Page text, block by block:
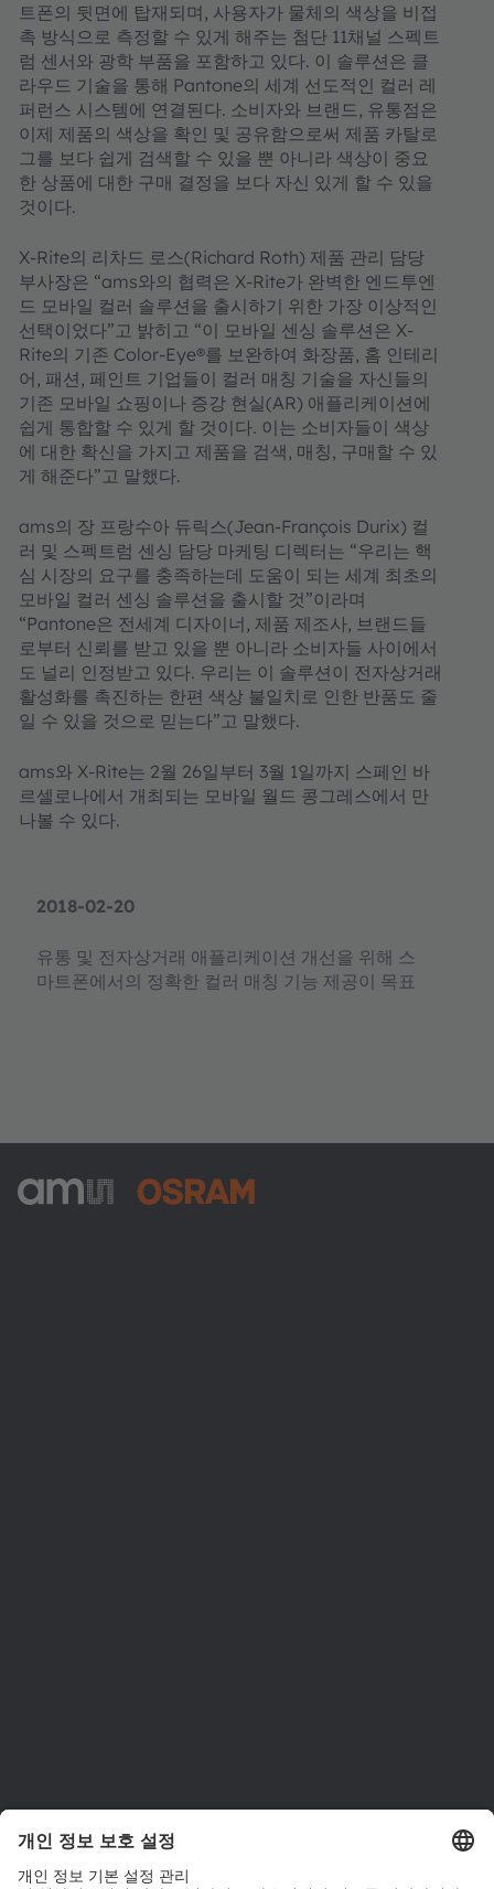
2018-02-20
유통 및 전자상거래 애플리케이션 개선을 위해 스
마트폰에서의 정확한 컬러 매칭 기능 제공이 목표
트폰의 뒷면에 탑재되며, 사용자가 물체의 색상을 비접
촉 방식으로 측정할 수 있게 해주는 첨단 11채널 스펙트
럼 센서와 광학 부품을 포함하고 있다. 이 솔루션은 클
라우드 기술을 통해 Pantone의 세계 선도적인 컬러 레
퍼런스 시스템에 연결된다. 소비자와 브랜드, 유통점은
이제 제품의 색상을 확인 및 공유함으로써 제품 카탈로
그를 보다 쉽게 검색할 수 있을 뿐 아니라 색상이 중요
한 상품에 대한 구매 결정을 보다 자신 있게 할 수 있을
것이다.
X-Rite의 리차드 로스(Richard Roth) 제품 관리 담당
부사장은 “ams와의 협력은 X-Rite가 완벽한 엔드투엔
드 모바일 컬러 솔루션을 출시하기 위한 가장 이상적인
선택이었다”고 밝히고 “이 모바일 센싱 솔루션은 X-
Rite의 기존 Color-Eye®를 보완하여 화장품, 홈 인테리
어, 패션, 페인트 기업들이 컬러 매칭 기술을 자신들의
기존 모바일 쇼핑이나 증강 현실(AR) 애플리케이션에
쉽게 통합할 수 있게 할 것이다. 이는 소비자들이 색상
에 대한 확신을 가지고 제품을 검색, 매칭, 구매할 수 있
게 해준다”고 말했다.
ams의 장 프랑수아 듀릭스(Jean-François Durix) 컬
러 및 스펙트럼 센싱 담당 마케팅 디렉터는 “우리는 핵
심 시장의 요구를 충족하는데 도움이 되는 세계 최초의
모바일 컬러 센싱 솔루션을 출시할 것”이라며
“Pantone은 전세계 디자이너, 제품 제조사, 브랜드들
로부터 신뢰를 받고 있을 뿐 아니라 소비자들 사이에서
도 널리 인정받고 있다. 우리는 이 솔루션이 전자상거래
활성화를 촉진하는 한편 색상 불일치로 인한 반품도 줄
일 수 있을 것으로 믿는다”고 말했다.
ams와 X-Rite는 2월 26일부터 3월 1일까지 스페인 바
르셀로나에서 개최되는 모바일 월드 콩그레스에서 만
나볼 수 있다.
문의